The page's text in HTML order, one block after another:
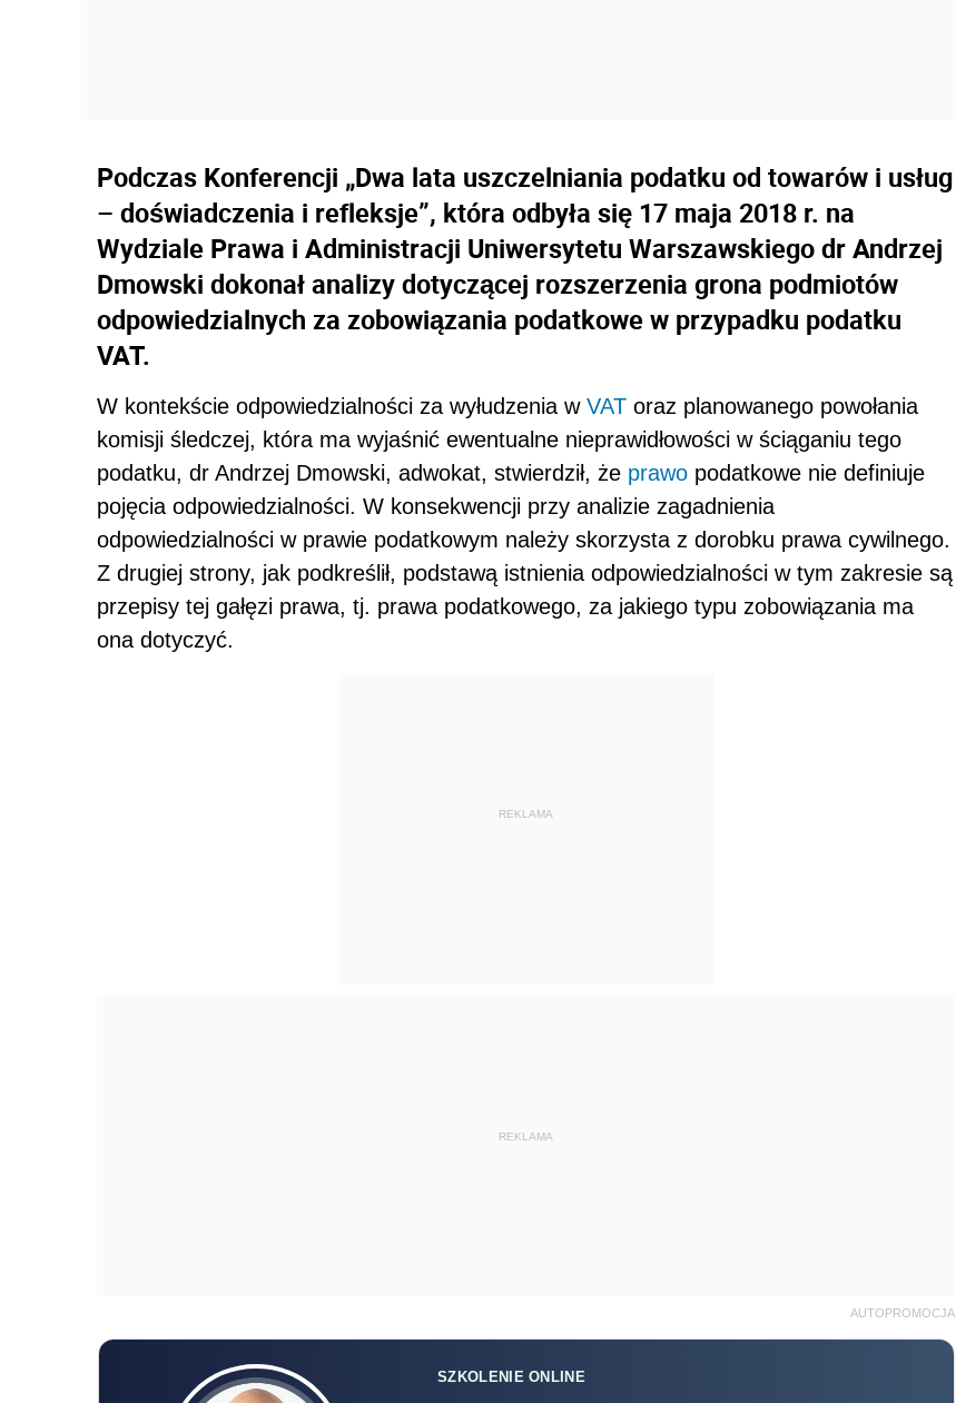
Podczas Konferencji „Dwa lata uszczelniania podatku od towarów i usług
– doświadczenia i refleksje”, która odbyła się 17 maja 2018 r. na
Wydziale Prawa i Administracji Uniwersytetu Warszawskiego dr Andrzej
Dmowski dokonał analizy dotyczącej rozszerzenia grona podmiotów
odpowiedzialnych za zobowiązania podatkowe w przypadku podatku
VAT.
W kontekście odpowiedzialności za wyłudzenia w VAT oraz planowanego powołania
komisji śledczej, która ma wyjaśnić ewentualne nieprawidłowości w ściąganiu tego
podatku, dr Andrzej Dmowski, adwokat, stwierdził, że prawo podatkowe nie definiuje
pojęcia odpowiedzialności. W konsekwencji przy analizie zagadnienia
odpowiedzialności w prawie podatkowym należy skorzysta z dorobku prawa cywilnego.
Z drugiej strony, jak podkreślił, podstawą istnienia odpowiedzialności w tym zakresie są
przepisy tej gałęzi prawa, tj. prawa podatkowego, za jakiego typu zobowiązania ma
ona dotyczyć.
REKLAMA
REKLAMA
AUTOPROMOCJA
SZKOLENIE ONLINE